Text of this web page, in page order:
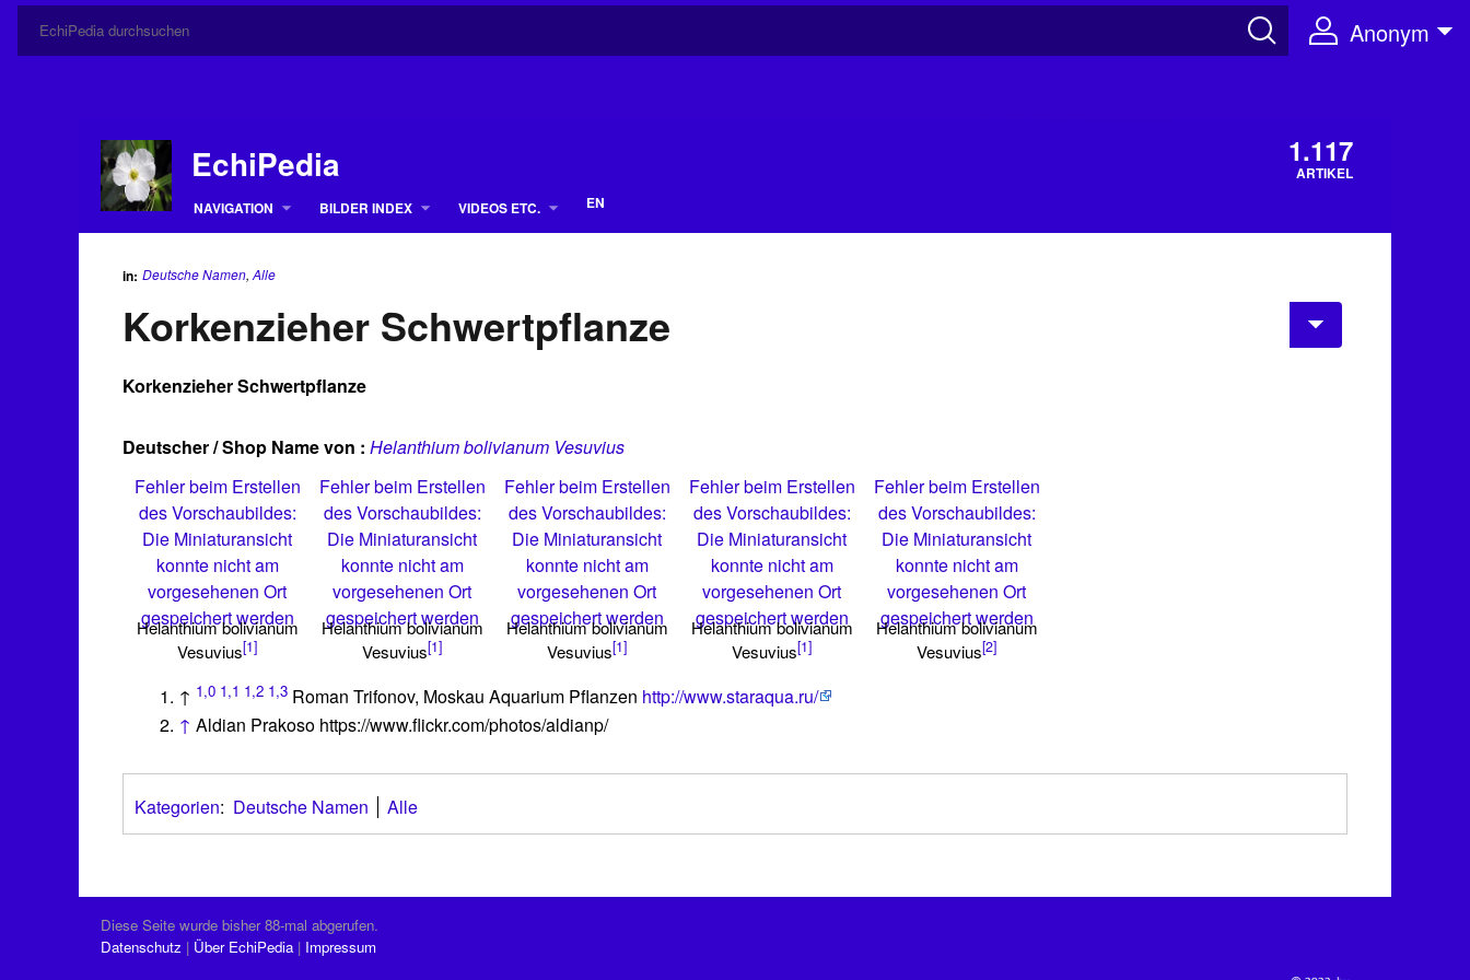
Anonym
EchiPedia 1.117
ARTIKEL
NAVIGATION
BILDER INDEX VIDEOS ETC. EN
in: Deutsche Namen, Alle
Korkenzieher Schwertpflanze
Korkenzieher Schwertpflanze
Deutscher / Shop Name von : Helanthium bolivianum Vesuvius
Fehler beim Erstellen
des Vorschaubildes:
Die Miniaturansicht
konnte nicht am
vorgesehenen Ort
gespeichert werden
Helanthium bolivianum
Vesuvius[1]
Fehler beim Erstellen
des Vorschaubildes:
Die Miniaturansicht
konnte nicht am
vorgesehenen Ort
gespeichert werden
Helanthium bolivianum
Vesuvius[1]
Fehler beim Erstellen
des Vorschaubildes:
Die Miniaturansicht
konnte nicht am
vorgesehenen Ort
gespeichert werden
Helanthium bolivianum
Vesuvius[1]
Fehler beim Erstellen
des Vorschaubildes:
Die Miniaturansicht
konnte nicht am
vorgesehenen Ort
gespeichert werden
Helanthium bolivianum
Vesuvius[1]
Fehler beim Erstellen
des Vorschaubildes:
Die Miniaturansicht
konnte nicht am
vorgesehenen Ort
gespeichert werden
Helanthium bolivianum
Vesuvius[2]
↑ 1,0 1,1 1,2 1,3 Roman Trifonov, Moskau Aquarium Pflanzen http://www.staraqua.ru/
↑ Aldian Prakoso https://www.flickr.com/photos/aldianp/
Kategorien: Deutsche Namen Alle
Diese Seite wurde bisher 88-mal abgerufen.
Datenschutz
Über EchiPedia Impressum